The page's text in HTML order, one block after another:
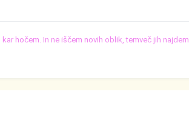
hočem. In ne iščem novih oblik, temveč jih najdem.